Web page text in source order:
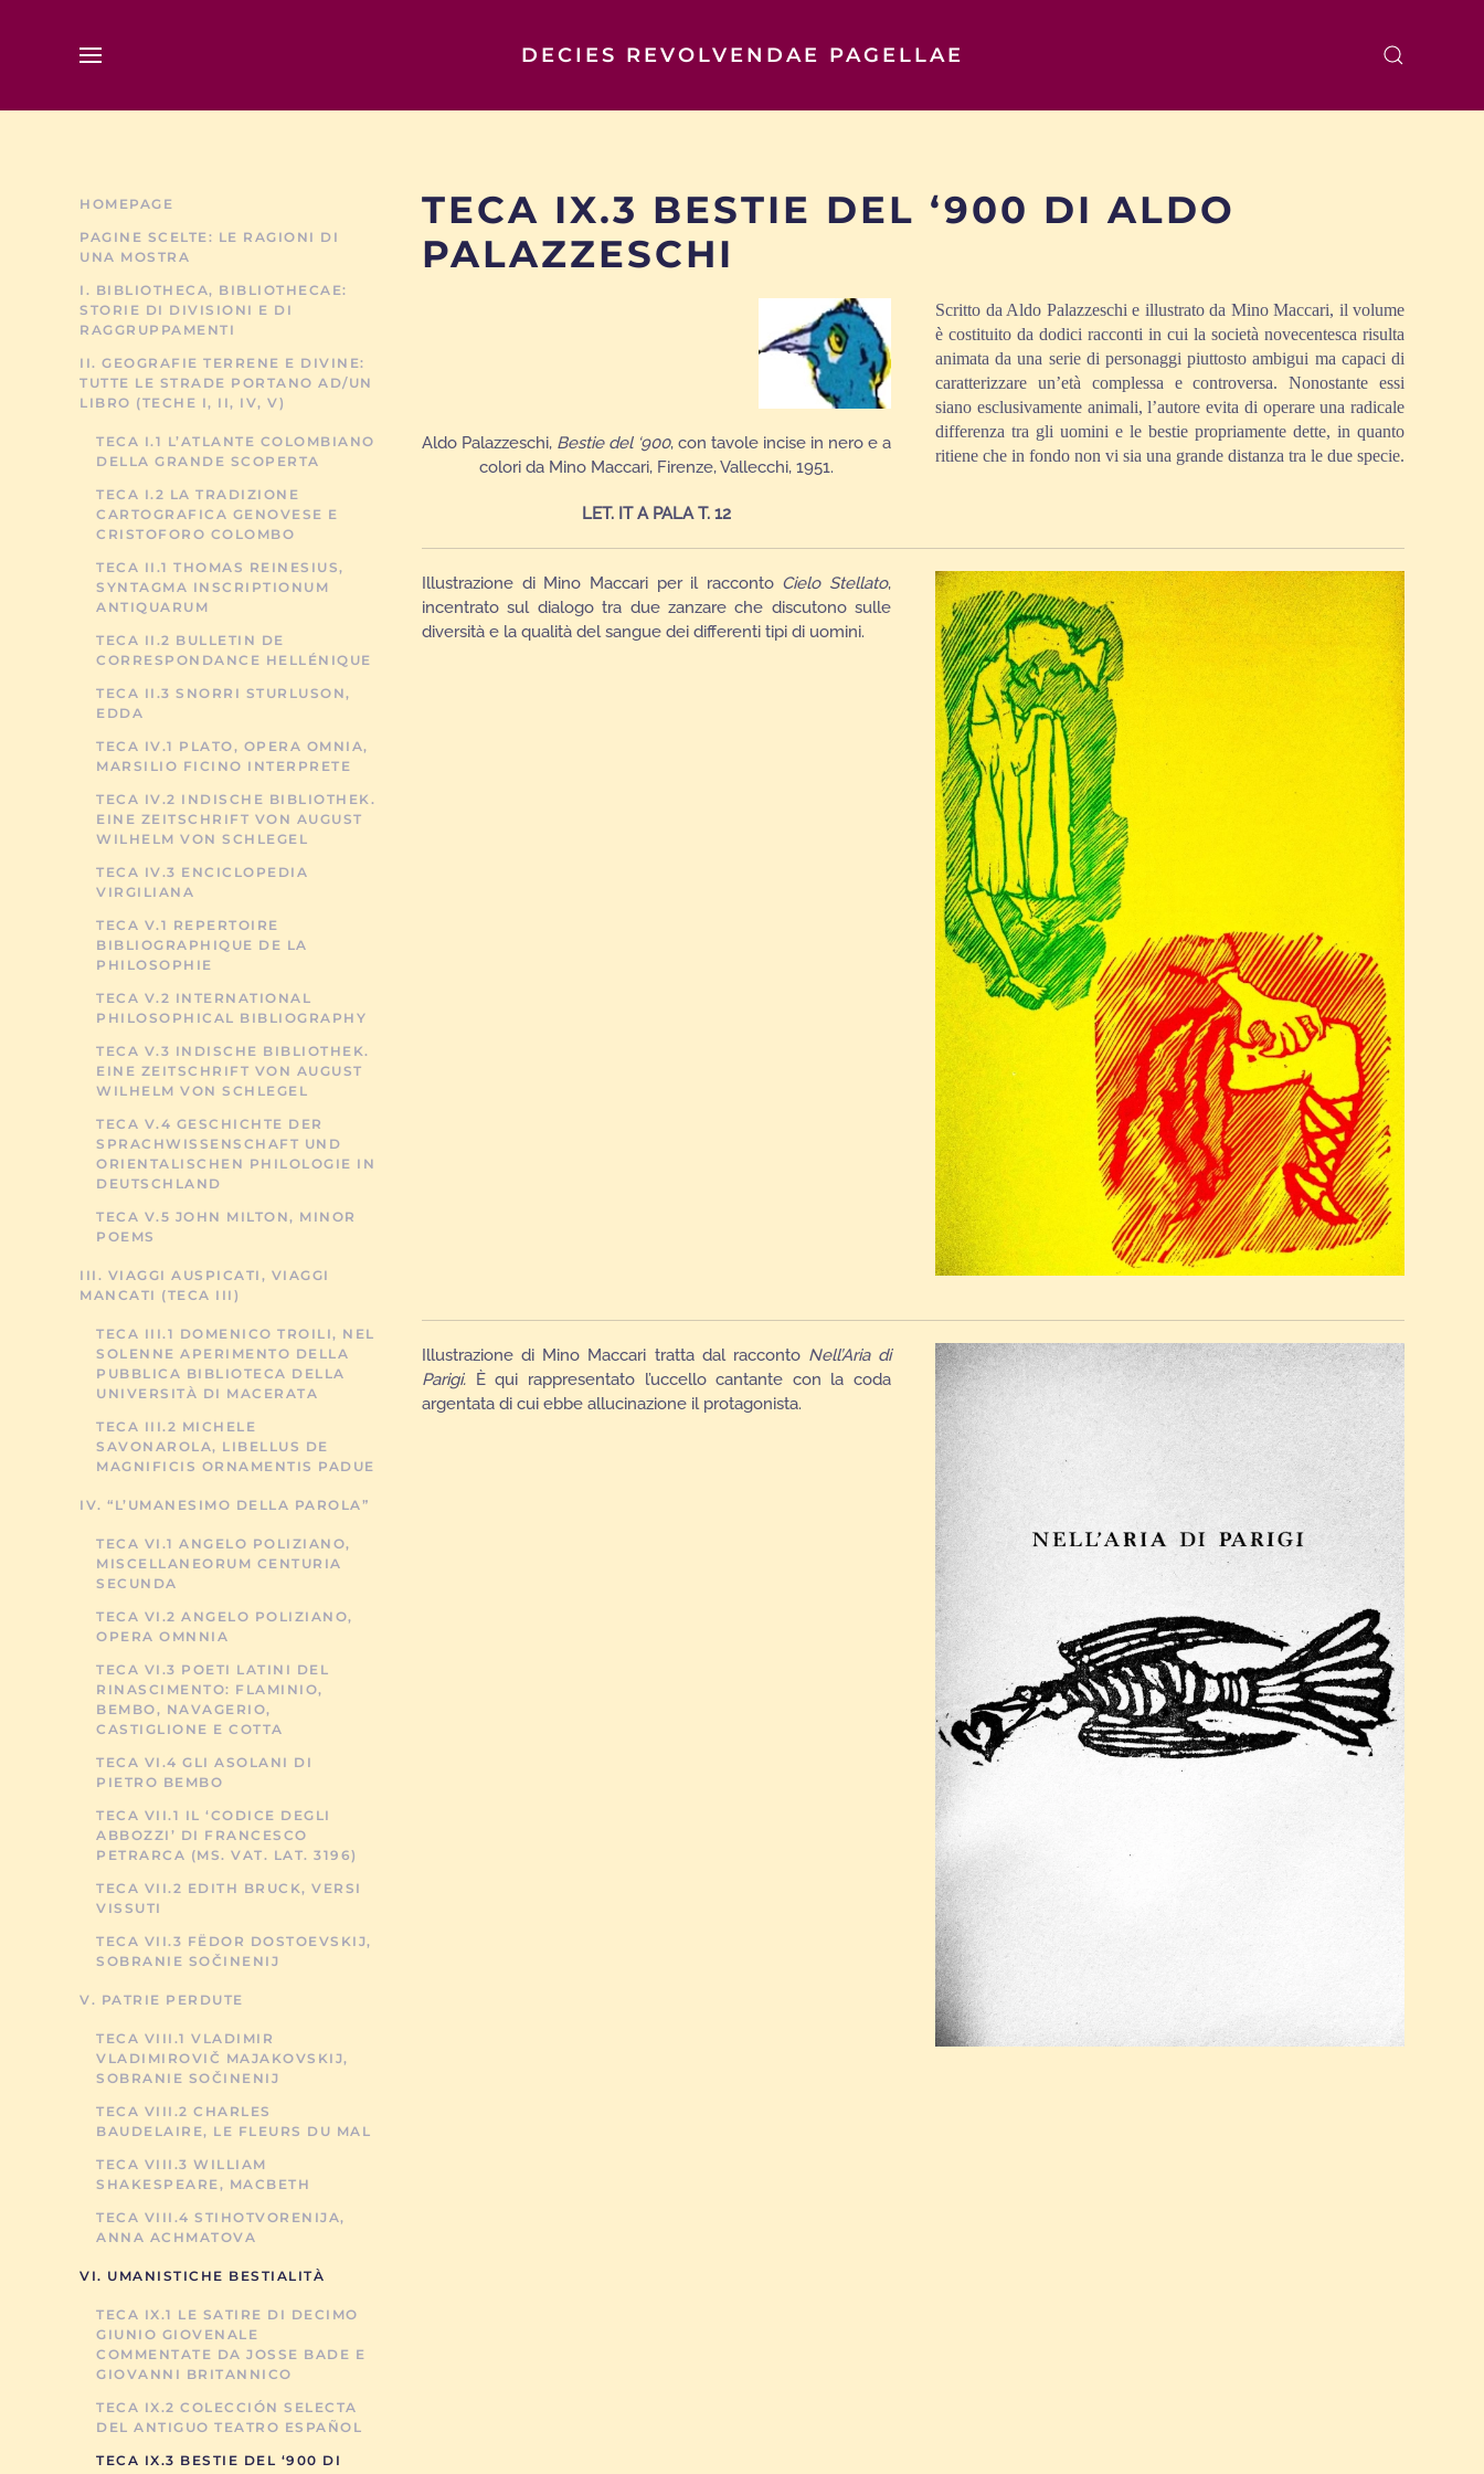
Skip to main content DECIES REVOLVENDAE PAGELLAE
HOMEPAGE
PAGINE SCELTE: LE RAGIONI DI
UNA MOSTRA
I. BIBLIOTHECA, BIBLIOTHECAE:
STORIE DI DIVISIONI E DI
RAGGRUPPAMENTI
II. GEOGRAFIE TERRENE E DIVINE:
TUTTE LE STRADE PORTANO AD/UN
LIBRO (TECHE I, II, IV, V)
TECA I.1 L’ATLANTE COLOMBIANO
DELLA GRANDE SCOPERTA
TECA I.2 LA TRADIZIONE
CARTOGRAFICA GENOVESE E
CRISTOFORO COLOMBO
TECA II.1 THOMAS REINESIUS,
SYNTAGMA INSCRIPTIONUM
ANTIQUARUM
TECA II.2 BULLETIN DE
CORRESPONDANCE HELLÉNIQUE
TECA II.3 SNORRI STURLUSON,
EDDA
TECA IV.1 PLATO, OPERA OMNIA,
MARSILIO FICINO INTERPRETE
TECA IV.2 INDISCHE BIBLIOTHEK.
EINE ZEITSCHRIFT VON AUGUST
WILHELM VON SCHLEGEL
TECA IV.3 ENCICLOPEDIA
VIRGILIANA
TECA V.1 REPERTOIRE
BIBLIOGRAPHIQUE DE LA
PHILOSOPHIE
TECA V.2 INTERNATIONAL
PHILOSOPHICAL BIBLIOGRAPHY
TECA V.3 INDISCHE BIBLIOTHEK.
EINE ZEITSCHRIFT VON AUGUST
WILHELM VON SCHLEGEL
TECA V.4 GESCHICHTE DER
SPRACHWISSENSCHAFT UND
ORIENTALISCHEN PHILOLOGIE IN
DEUTSCHLAND
TECA V.5 JOHN MILTON, MINOR
POEMS
III. VIAGGI AUSPICATI, VIAGGI
MANCATI (TECA III)
TECA III.1 DOMENICO TROILI, NEL
SOLENNE APERIMENTO DELLA
PUBBLICA BIBLIOTECA DELLA
UNIVERSITÀ DI MACERATA
TECA III.2 MICHELE
SAVONAROLA, LIBELLUS DE
MAGNIFICIS ORNAMENTIS PADUE
IV. “L’UMANESIMO DELLA PAROLA”
TECA VI.1 ANGELO POLIZIANO,
MISCELLANEORUM CENTURIA
SECUNDA
TECA VI.2 ANGELO POLIZIANO,
OPERA OMNNIA
TECA VI.3 POETI LATINI DEL
RINASCIMENTO: FLAMINIO,
BEMBO, NAVAGERIO,
CASTIGLIONE E COTTA
TECA VI.4 GLI ASOLANI DI
PIETRO BEMBO
TECA VII.1 IL ‘CODICE DEGLI
ABBOZZI’ DI FRANCESCO
PETRARCA (MS. VAT. LAT. 3196)
TECA VII.2 EDITH BRUCK, VERSI
VISSUTI
TECA VII.3 FËDOR DOSTOEVSKIJ,
SOBRANIE SOČINENIJ
V. PATRIE PERDUTE
TECA VIII.1 VLADIMIR
VLADIMIROVIČ MAJAKOVSKIJ,
SOBRANIE SOČINENIJ
TECA VIII.2 CHARLES
BAUDELAIRE, LE FLEURS DU MAL
TECA VIII.3 WILLIAM
SHAKESPEARE, MACBETH
TECA VIII.4 STIHOTVORENIJA,
ANNA ACHMATOVA
VI. UMANISTICHE BESTIALITÀ
TECA IX.1 LE SATIRE DI DECIMO
GIUNIO GIOVENALE
COMMENTATE DA JOSSE BADE E
GIOVANNI BRITANNICO
TECA IX.2 COLECCIÓN SELECTA
DEL ANTIGUO TEATRO ESPAÑOL
TECA IX.3 BESTIE DEL ‘900 DI
TECA IX.3 BESTIE DEL ‘900 DI ALDO
PALAZZESCHI
Aldo Palazzeschi, Bestie del‘900, con tavole incise in nero e a
colori da Mino Maccari, Firenze, Vallecchi, 1951.
LET. IT A PALA T. 12
Scritto da Aldo Palazzeschi e illustrato da Mino Maccari, il volume
è costituito da dodici racconti in cui la società novecentesca risulta
animata da una serie di personaggi piuttosto ambigui ma capaci di
caratterizzare un’età complessa e controversa. Nonostante essi
siano esclusivamente animali, l’autore evita di operare una radicale
differenza tra gli uomini e le bestie propriamente dette, in quanto
ritiene che in fondo non vi sia una grande distanza tra le due specie.
Illustrazione di Mino Maccari per il racconto Cielo Stellato,
incentrato sul dialogo tra due zanzare che discutono sulle
diversità e la qualità del sangue dei differenti tipi di uomini.
Illustrazione di Mino Maccari tratta dal racconto Nell’Aria di
Parigi. È qui rappresentato l’uccello cantante con la coda
argentata di cui ebbe allucinazione il protagonista.